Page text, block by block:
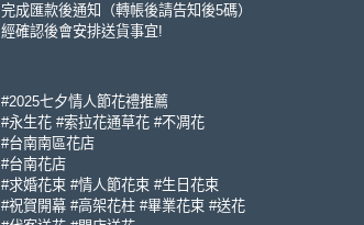
完成匯款後通知（轉帳後請告知後5碼）
經確認後會安排送貨事宜!
#2025七夕情人節花禮推薦
#永生花 #索拉花通草花 #不凋花
#台南南區花店
#台南花店
#求婚花束 #情人節花束 #生日花束
#祝賀開幕 #高架花柱 #畢業花束 #送花